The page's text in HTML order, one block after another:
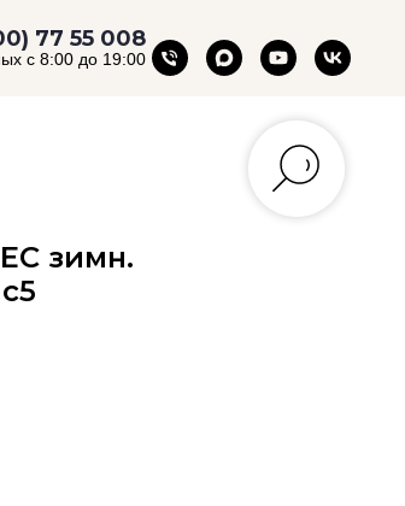
77 55 008
с 8:00 до 19:00
зимн.